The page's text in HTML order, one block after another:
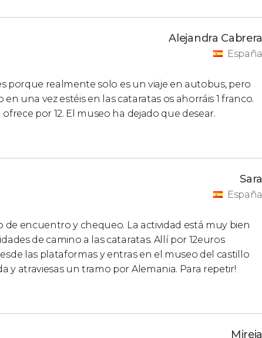
Alejandra Cabrera
España
porque realmente solo es un viaje en autobus, pero
en una vez estéis en las cataratas os ahorráis 1 franco.
por 12. El museo ha dejado que desear.
Sara
España
de encuentro y chequeo. La actividad está muy bien
de camino a las cataratas. Allí por 12euros
las plataformas y entras en el museo del castillo
y atraviesas un tramo por Alemania. Para repetir!
Mireia